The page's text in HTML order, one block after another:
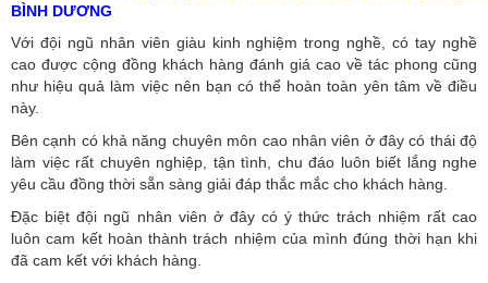
BÌNH DƯƠNG
Với đội ngũ nhân viên giàu kinh nghiệm trong nghề, có tay nghề
cao được cộng đồng khách hàng đánh giá cao về tác phong cũng
như hiệu quả làm việc nên bạn có thể hoàn toàn yên tâm về điều
này.
Bên cạnh có khả năng chuyên môn cao nhân viên ở đây có thái độ
làm việc rất chuyên nghiệp, tận tình, chu đáo luôn biết lắng nghe
yêu cầu đồng thời sẵn sàng giải đáp thắc mắc cho khách hàng.
Đặc biệt đội ngũ nhân viên ở đây có ý thức trách nhiệm rất cao
luôn cam kết hoàn thành trách nhiệm của mình đúng thời hạn khi
đã cam kết với khách hàng.